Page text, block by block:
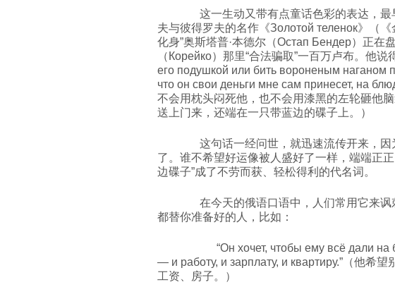
这一生动又带有点童话色彩的表达，最
夫与彼得罗夫的名作《Золотой теленок》（
化身”奥斯塔普·本德尔（Остап Бендер）正在
（Корейко）那里“合法骗取”一百万卢布。他
его подушкой или бить вороненым наганом
что он свои деньги мне сам принесет, на
不会用枕头闷死他，也不会用漆黑的左轮砸他
送上门来，还端在一只带蓝边的碟子上。）
这句话一经问世，就迅速流传开来，因
了。谁不希望好运像被人盛好了一样，端端正
边碟子”成了不劳而获、轻松得利的代名词。
在今天的俄语口语中，人们常用它来讽
都替你准备好的人，比如：
“Он хочет, чтобы ему всё дали на
— и работу, и зарплату, и квартиру.”（他希
工资、房子。）